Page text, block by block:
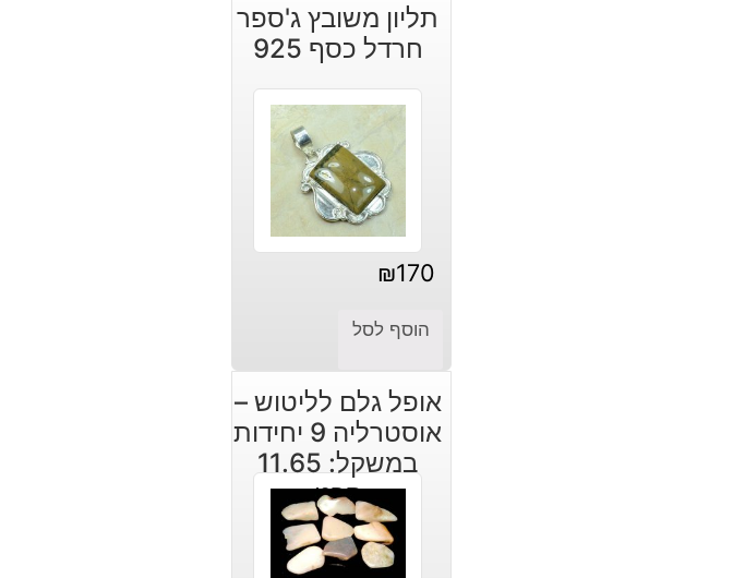
תליון משובץ ג'ספר
חרדל כסף 925
₪170
הוסף לסל
אופל גלם לליטוש –
אוסטרליה 9 יחידות
במשקל: 11.65
קרט